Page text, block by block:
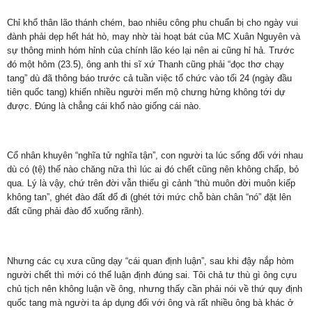
Chỉ khổ thân lão thánh chém, bao nhiêu công phu chuẩn bị cho ngày vui
đành phải dẹp hết hát hò, may nhờ tài hoạt bát của MC Xuân Nguyên và
sự thông minh hóm hỉnh của chính lão kéo lại nên ai cũng hỉ hả. Trước
đó một hôm (23.5), ông anh thi sĩ xứ Thanh cũng phải “đọc thơ chạy
tang” dù đã thông báo trước cả tuần việc tổ chức vào tối 24 (ngày đầu
tiên quốc tang) khiến nhiều người mến mộ chưng hửng không tới dự
được. Đúng là chẳng cái khổ nào giống cái nào.
Cổ nhân khuyên “nghĩa tử nghĩa tận”, con người ta lúc sống đối với nhau
dù có (tệ) thế nào chăng nữa thì lúc ai đó chết cũng nên không chấp, bỏ
qua. Lý là vậy, chứ trên đời vẫn thiếu gì cảnh “thù muôn đời muôn kiếp
không tan”, ghét đào đất đổ đi (ghét tới mức chỗ bàn chân “nó” đặt lên
đất cũng phải đào đổ xuống rãnh).
Nhưng các cụ xưa cũng dạy “cái quan định luận”, sau khi đậy nắp hòm
người chết thì mới có thể luận định đúng sai. Tôi chả tư thù gì ông cựu
chủ tịch nên không luận về ông, nhưng thấy cần phải nói về thứ quy định
quốc tang mà người ta áp dụng đối với ông và rất nhiều ông bà khác ở